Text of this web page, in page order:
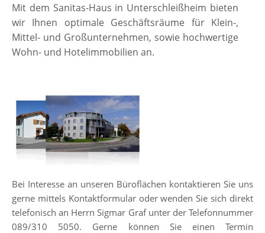
Mit dem Sanitas-Haus in Unterschleißheim bieten
wir Ihnen optimale Geschäftsräume für Klein-,
Mittel- und Großunternehmen, sowie hochwertige
Wohn- und Hotelimmobilien an.
Bei Interesse an unseren Büroflächen kontaktieren Sie uns
gerne mittels Kontaktformular oder wenden Sie sich direkt
telefonisch an Herrn Sigmar Graf unter der Telefonnummer
089/310 5050. Gerne können Sie einen Termin